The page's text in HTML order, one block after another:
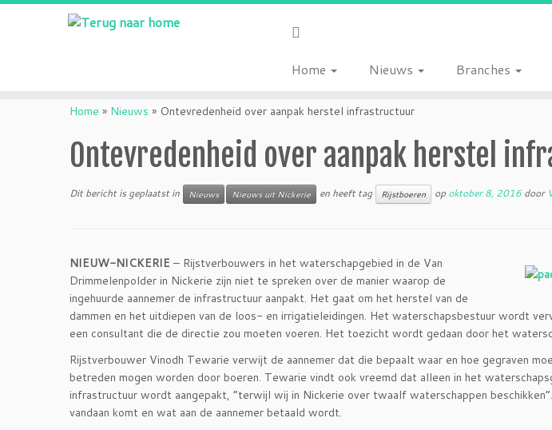
Home Nieuws Branches
Home » Nieuws » Ontevredenheid over aanpak herstel infrastructuur
Ontevredenheid over aanpak herstel
Dit bericht is geplaatst in Nieuws Nieuws uit Nickerie en heeft tag Rijstboeren op oktober 8, 2016 door
NIEUW-NICKERIE – Rijstverbouwers in het waterschapgebied in de Van
Drimmelenpolder in Nickerie zijn niet te spreken over de manier waarop de
ingehuurde aannemer de infrastructuur aanpakt. Het gaat om het herstel van de
dammen en het uitdiepen van de loos- en irrigatieleidingen. Het waterschapsbestuur wordt
een consultant die de directie zou moeten voeren. Het toezicht wordt gedaan door het
Rijstverbouwer Vinodh Tewarie verwijt de aannemer dat die bepaalt waar en hoe gegraven
betreden mogen worden door boeren. Tewarie vindt ook vreemd dat alleen in het
infrastructuur wordt aangepakt, “terwijl wij in Nickerie over twaalf waterschappen
vandaan komt en wat aan de aannemer betaald wordt.